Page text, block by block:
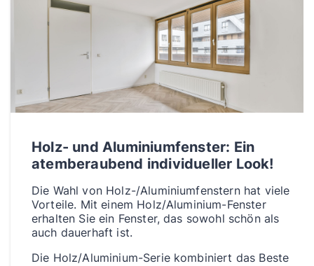
Holz- und Aluminiumfenster: Ein
atemberaubend individueller Look!
Die Wahl von Holz-/Aluminiumfenstern hat viele
Vorteile. Mit einem Holz/Aluminium-Fenster
erhalten Sie ein Fenster, das sowohl schön als
auch dauerhaft ist.
Die Holz/Aluminium-Serie kombiniert das Beste